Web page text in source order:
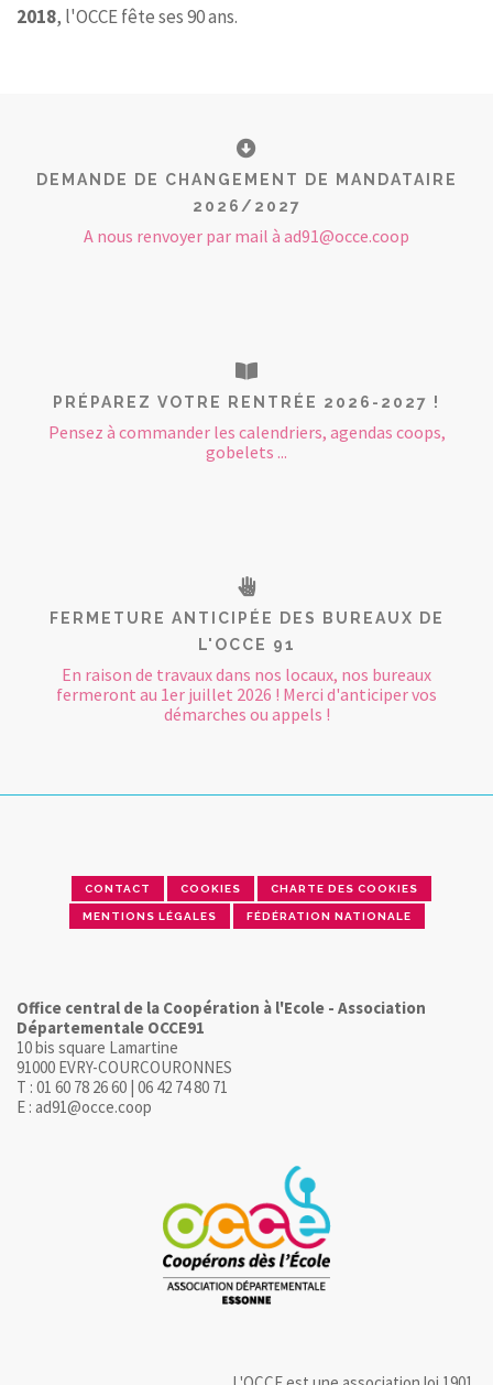
2018, l'OCCE fête ses 90 ans.
DEMANDE DE CHANGEMENT DE MANDATAIRE
2026/2027
A nous renvoyer par mail à ad91@occe.coop
PRÉPAREZ VOTRE RENTRÉE 2026-2027 !
Pensez à commander les calendriers, agendas coops,
gobelets ...
FERMETURE ANTICIPÉE DES BUREAUX DE
L'OCCE 91
En raison de travaux dans nos locaux, nos bureaux
fermeront au 1er juillet 2026 ! Merci d'anticiper vos
démarches ou appels !
CONTACT COOKIES CHARTE DES COOKIES
MENTIONS LÉGALES FÉDÉRATION NATIONALE
Office central de la Coopération à l'Ecole - Association
Départementale OCCE91
10 bis square Lamartine
91000 EVRY-COURCOURONNES
T : 01 60 78 26 60 | 06 42 74 80 71
E : ad91@occe.coop